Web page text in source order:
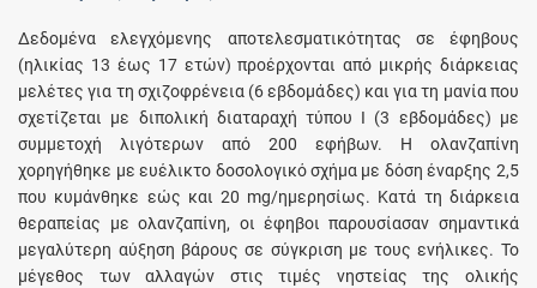
Δεδομένα ελεγχόμενης αποτελεσματικότητας σε έφηβους
(ηλικίας 13 έως 17 ετών) προέρχονται από μικρής διάρκειας
μελέτες για τη σχιζοφρένεια (6 εβδομάδες) και για τη μανία που
σχετίζεται με διπολική διαταραχή τύπου Ι (3 εβδομάδες) με
συμμετοχή λιγότερων από 200 εφήβων. Η ολανζαπίνη
χορηγήθηκε με ευέλικτο δοσολογικό σχήμα με δόση έναρξης 2,5
που κυμάνθηκε εώς και 20 mg/ημερησίως. Κατά τη διάρκεια
θεραπείας με ολανζαπίνη, οι έφηβοι παρουσίασαν σημαντικά
μεγαλύτερη αύξηση βάρους σε σύγκριση με τους ενήλικες. Το
μέγεθος των αλλαγών στις τιμές νηστείας της ολικής